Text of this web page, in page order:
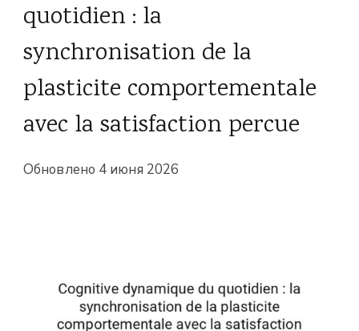
quotidien : la
synchronisation de la
plasticite comportementale
avec la satisfaction percue
Обновлено 4 июня 2026